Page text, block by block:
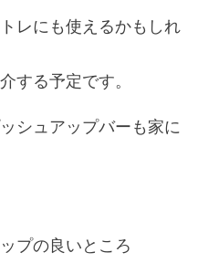
レにも使えるかもしれ
する予定です。
シュアップバーも家に
プの良いところ